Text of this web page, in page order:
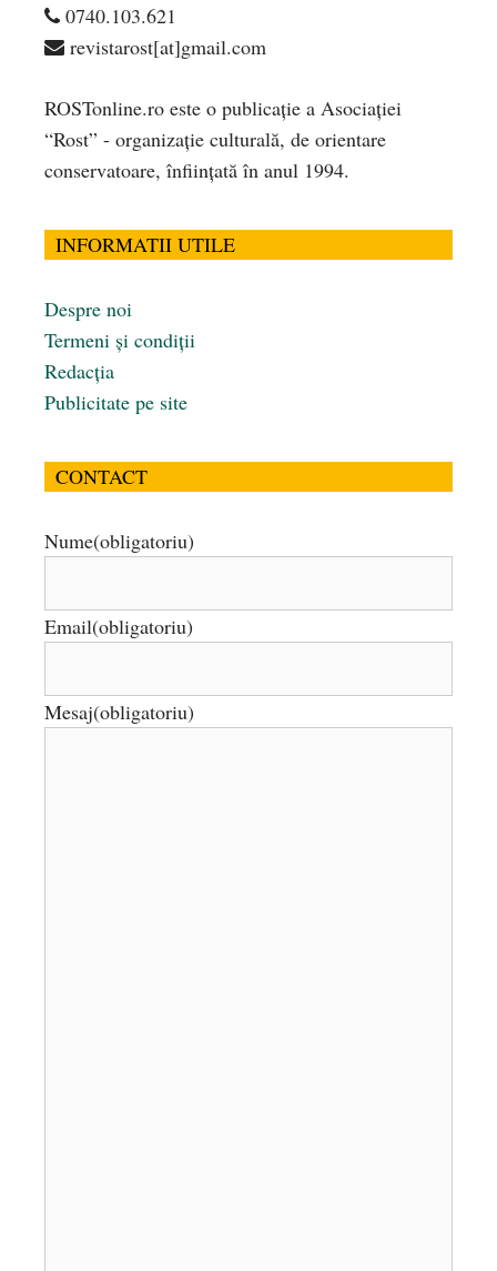
0740.103.621
revistarost[at]gmail.com
ROSTonline.ro este o publicaţie a Asociaţiei
“Rost” - organizaţie culturală, de orientare
conservatoare, înfiinţată în anul 1994.
INFORMATII UTILE
Despre noi
Termeni și condiții
Redacția
Publicitate pe site
CONTACT
Nume(obligatoriu)
Email(obligatoriu)
Mesaj(obligatoriu)